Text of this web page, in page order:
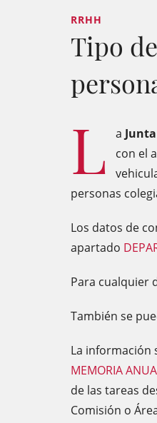
RRHH
Tipo
L a
con el
personas
Los datos de
apartado
Para cualquier
También se
La información
MEMORIA
de las tareas
Comisión o